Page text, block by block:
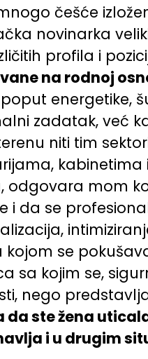
češće
novinarka
profila i
na rodnoj
energetike,
zadatak, već
niti tim
mom
i da se
se
sa kojim se,
nego
ste žena
i u drugim